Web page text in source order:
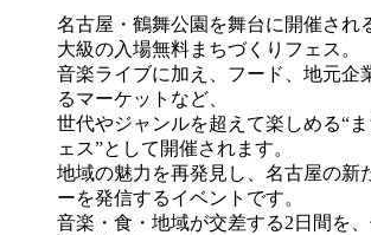
名古屋・鶴舞公園を舞台に開催され
大級の入場無料まちづくりフェス。
音楽ライブに加え、フード、地元企
るマーケットなど、
世代やジャンルを超えて楽しめる“
ェス”として開催されます。
地域の魅力を再発見し、名古屋の新
ーを発信するイベントです。
音楽・食・地域が交差する2日間を